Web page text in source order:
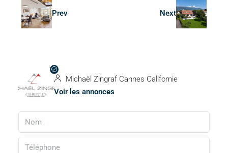
Prev Next
Michaël Zingraf Cannes Californie
Voir les annonces